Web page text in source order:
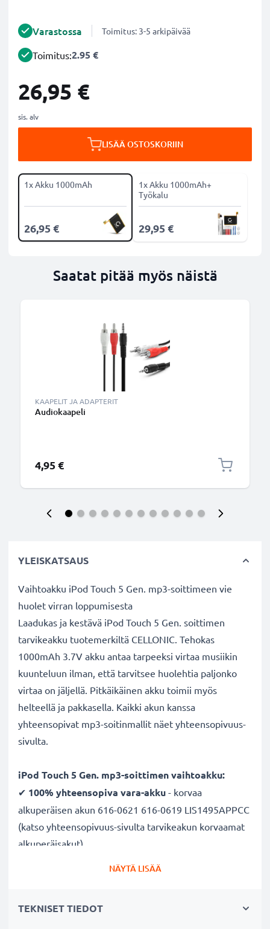
Varastossa Toimitus: 3-5 arkipäivää
Toimitus:2.95 €
26,95 €
sis. alv
LISÄÄ OSTOSKORIIN
1x Akku 1000mAh
26,95 €
1x Akku 1000mAh+
Työkalu
29,95 €
Saatat pitää myös näistä
KAAPELIT JA ADAPTERIT
Audiokaapeli
4,95 €
YLEISKATSAUS
Vaihtoakku iPod Touch 5 Gen. mp3-soittimeen vie
huolet virran loppumisesta
Laadukas ja kestävä iPod Touch 5 Gen. soittimen
tarvikeakku tuotemerkiltä CELLONIC. Tehokas
1000mAh 3.7V akku antaa tarpeeksi virtaa musiikin
kuunteluun ilman, että tarvitsee huolehtia paljonko
virtaa on jäljellä. Pitkäikäinen akku toimii myös
helteellä ja pakkasella. Kaikki akun kanssa
yhteensopivat mp3-soitinmallit näet yhteensopivuus-
sivulta.
iPod Touch 5 Gen. mp3-soittimen vaihtoakku:
✔ 100% yhteensopiva vara-akku - korvaa
alkuperäisen akun 616-0621 616-0619 LIS1495APPCC
(katso yhteensopivuus-sivulta tarvikeakun korvaamat
alkuperäisakut)
pitkä käyttöaika säästää toistuvilta ja pitkiltä
NÄYTÄ LISÄÄ
TEKNISET TIEDOT